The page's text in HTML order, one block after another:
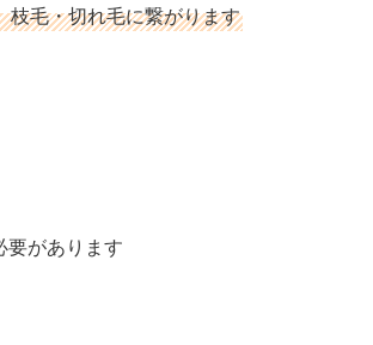
枝毛・切れ毛に繋がります
要があります